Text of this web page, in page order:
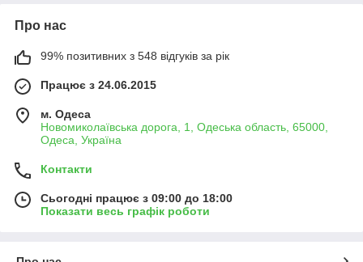
Про нас
99% позитивних з 548 відгуків за рік
Працює з 24.06.2015
м. Одеса
Новомиколаївська дорога, 1, Одеська область, 65000,
Одеса, Україна
Контакти
Сьогодні працює з 09:00 до 18:00
Показати весь графік роботи